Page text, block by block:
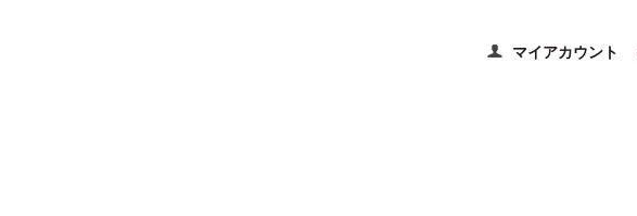
マイアカウント